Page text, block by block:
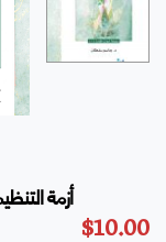
أزمة
$10.00